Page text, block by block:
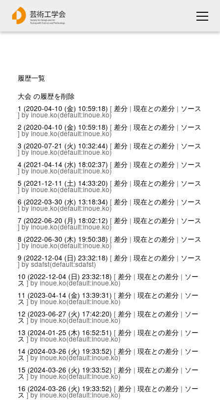
履歴一覧
大会 の履歴を削除
1 (2020-04-10 (金) 10:59:18) [ 差分| 現在との差分| ソース
] by inoue.ko(default:inoue.ko)
2 (2020-04-10 (金) 10:59:18) [ 差分| 現在との差分| ソース
] by inoue.ko(default:inoue.ko)
3 (2020-07-21 (火) 10:32:44) [ 差分| 現在との差分| ソース
] by inoue.ko(default:inoue.ko)
4 (2021-04-14 (水) 18:02:37) [ 差分| 現在との差分| ソース
] by inoue.ko(default:inoue.ko)
5 (2021-12-11 (土) 14:33:20) [ 差分| 現在との差分| ソース
] by inoue.ko(default:inoue.ko)
6 (2022-03-30 (水) 13:18:34) [ 差分| 現在との差分| ソース
] by inoue.ko(default:inoue.ko)
7 (2022-06-20 (月) 18:02:12) [ 差分| 現在との差分| ソース
] by inoue.ko(default:inoue.ko)
8 (2022-06-30 (木) 19:50:38) [ 差分| 現在との差分| ソース
] by inoue.ko(default:inoue.ko)
9 (2022-12-04 (日) 23:32:18) [ 差分| 現在との差分| ソース
] by sdafst(default:sdafst)
10 (2022-12-04 (日) 23:32:18) [ 差分| 現在との差分| ソー
ス ] by inoue.ko(default:inoue.ko)
11 (2023-04-14 (金) 13:39:31) [ 差分| 現在との差分| ソー
ス ] by inoue.ko(default:inoue.ko)
12 (2023-06-27 (火) 17:42:20) [ 差分| 現在との差分| ソー
ス ] by inoue.ko(default:inoue.ko)
13 (2024-01-25 (木) 16:52:51) [ 差分| 現在との差分| ソー
ス ] by inoue.ko(default:inoue.ko)
14 (2024-03-26 (火) 19:33:52) [ 差分| 現在との差分| ソー
ス ] by inoue.ko(default:inoue.ko)
15 (2024-03-26 (火) 19:33:52) [ 差分| 現在との差分| ソー
ス ] by inoue.ko(default:inoue.ko)
16 (2024-03-26 (火) 19:33:52) [ 差分| 現在との差分| ソー
ス ] by inoue.ko(default:inoue.ko)